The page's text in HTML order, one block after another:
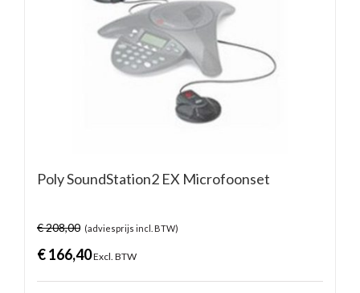
Poly SoundStation2 EX Microfoonset
€208,00 (adviesprijs incl. BTW)
€166,40Excl. BTW